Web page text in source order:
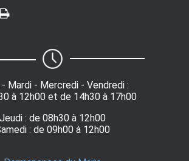
- Mardi - Mercredi - Vendredi :
à 12h00 et de 14h30 à 17h00
Jeudi : de 08h30 à 12h00
: de 09h00 à 12h00